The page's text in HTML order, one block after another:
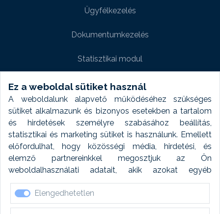
Ez a weboldal sütiket használ
A weboldalunk alapvető működéséhez szükséges
sütiket alkalmazunk és bizonyos esetekben a tartalom
és hirdetések személyre szabásához beállítás,
statisztikai és marketing sütiket is használunk. Emellett
előfordulhat, hogy közösségi média, hirdetési, és
elemző partnereinkkel megosztjuk az Ön
weboldalhasználati adatait, akik azokat egyéb
forrásokból gyűjtött adatokkal kombinálhatják. A sütik
elfogadásával kapcsolatosan naplózást végzünk és
ezen adatokat 6 hónap után automatikusan töröljük. A
Elengedhetetlen
Ügyfélkezelés
Dokumentumkezelés
Statisztikai modul
Weboldal modul
Fényképtár extra modul
Autómosó modul
Feladatütemezés